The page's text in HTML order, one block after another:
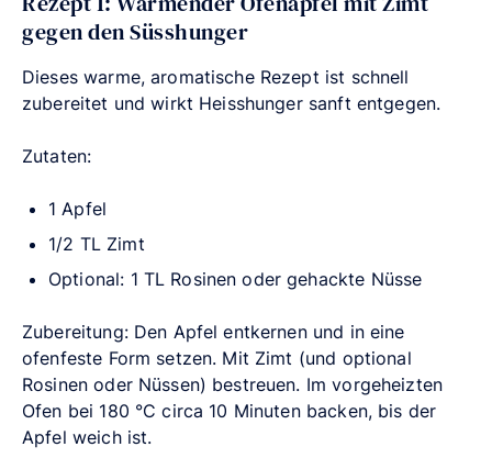
gegen den Süsshunger
Dieses warme, aromatische Rezept ist schnell
zubereitet und wirkt Heisshunger sanft entgegen.
Zutaten:
1 Apfel
1/2 TL Zimt
Optional: 1 TL Rosinen oder gehackte Nüsse
Zubereitung: Den Apfel entkernen und in eine
ofenfeste Form setzen. Mit Zimt (und optional
Rosinen oder Nüssen) bestreuen. Im vorgeheizten
Ofen bei 180 °C circa 10 Minuten backen, bis der
Apfel weich ist.